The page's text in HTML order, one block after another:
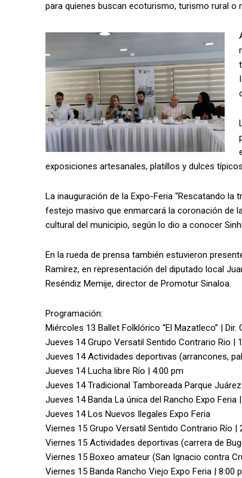
para quienes buscan ecoturismo, turismo rural o
exposiciones artesanales, platillos y dulces
La inauguración de la Expo-Feria “Rescatando
festejo masivo que enmarcará la coronación de
cultural del municipio, según lo dio a conocer
En la rueda de prensa también estuvieron
Ramírez, en representación del diputado local
Reséndiz Memije, director de Promotur Sinaloa.
Programación:
Miércoles 13 Ballet Folklórico “El Mazatleco” |
Jueves 14 Grupo Versatil Sentido Contrario Rio |
Jueves 14 Actividades deportivas (arrancones,
Jueves 14 Lucha libre Río | 4:00 pm
Jueves 14 Tradicional Tamboreada Parque
Jueves 14 Banda La única del Rancho Expo Feria
Jueves 14 Los Nuevos Ilegales Expo Feria
Viernes 15 Grupo Versatil Sentido Contrario Río |
Viernes 15 Actividades deportivas (carrera de
Viernes 15 Boxeo amateur (San Ignacio contra
Viernes 15 Banda Rancho Viejo Expo Feria | 8:00